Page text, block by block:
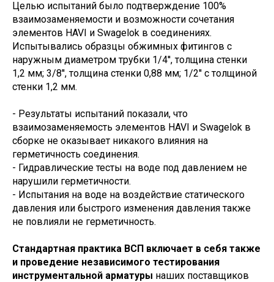
Целью испытаний было подтверждение 100%
взаимозаменяемости и возможности сочетания
элементов HAVI и Swagelok в соединениях.
Испытывались образцы обжимных фитингов с
наружным диаметром трубки 1/4'', толщина стенки
1,2 мм; 3/8'', толщина стенки 0,88 мм; 1/2'' с толщиной
стенки 1,2 мм.
- Результаты испытаний показали, что
взаимозаменяемость элементов HAVI и Swagelok в
сборке не оказывает никакого влияния на
герметичность соединения.
- Гидравлические тесты на воде под давлением не
нарушили герметичности.
- Испытания на воде на воздействие статического
давления или быстрого изменения давления также
не повлияли не герметичность.
Стандартная практика ВСП включает в себя также
и проведение независимого тестирования
инструментальной арматуры наших поставщиков